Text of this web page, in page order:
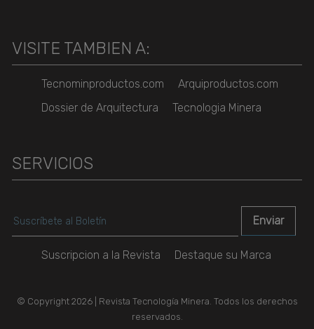
VISITE TAMBIEN A:
Tecnominproductos.com
Arquiproductos.com
Dossier de Arquitectura
Tecnologia Minera
SERVICIOS
Suscripcion a la Revista Destaque su Marca
© Copyright 2026 | Revista Tecnología Minera. Todos los derechos
reservados.